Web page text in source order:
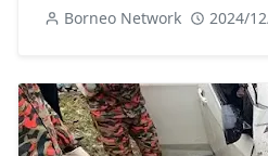
Borneo Network 2024/